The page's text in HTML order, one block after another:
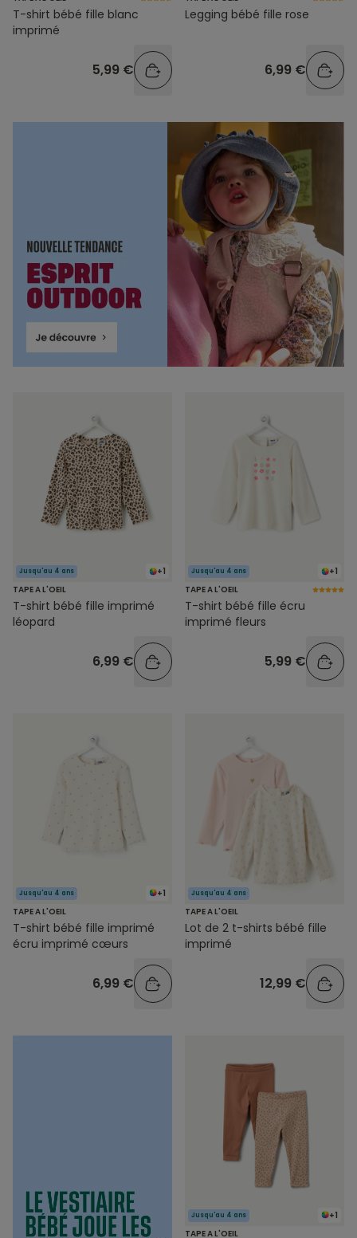
T-shirt bébé fille blanc
imprimé
5,99 €
Legging bébé fille rose
6,99 €
+1
Jusqu'au 4 ans
TAPE A L'OEIL
T-shirt bébé fille imprimé
léopard
6,99 €
+1
Jusqu'au 4 ans
TAPE A L'OEIL
T-shirt bébé fille écru
imprimé fleurs
5,99 €
+1
Jusqu'au 4 ans
TAPE A L'OEIL
T-shirt bébé fille imprimé
écru imprimé cœurs
6,99 €
Jusqu'au 4 ans
TAPE A L'OEIL
Lot de 2 t-shirts bébé fille
imprimé
12,99 €
+1
Jusqu'au 4 ans
TAPE A L'OEIL